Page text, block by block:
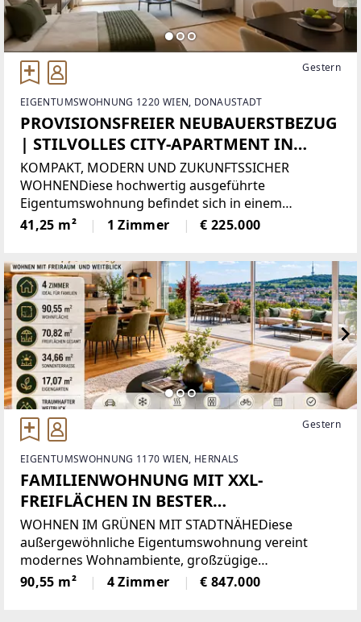
Gestern
EIGENTUMSWOHNUNG 1220 WIEN, DONAUSTADT
PROVISIONSFREIER NEUBAUERSTBEZUG
| STILVOLLES CITY-APARTMENT IN
GRÜNER LAGE DER DONAUSTADT
KOMPAKT, MODERN UND ZUKUNFTSSICHER
WOHNENDiese hochwertig ausgeführte
Eigentumswohnung befindet sich in einem
modernen Neubauprojekt im aufstrebenden 22.
Wiener Gemeindebezirk. Die Wohnung eignet sich
41,25 m² 1 Zimmer € 225.000
Gestern
EIGENTUMSWOHNUNG 1170 WIEN, HERNALS
FAMILIENWOHNUNG MIT XXL-
FREIFLÄCHEN IN BESTER
AUSSICHTSLAGE |+ 4 ZIMMER +
TERRASSE, BALKONE & EIGENER GARTEN
WOHNEN IM GRÜNEN MIT STADTNÄHEDiese
außergewöhnliche Eigentumswohnung vereint
modernes Wohnambiente, großzügige
Außenbereiche und eine hervorragende Lage am
Rande des Wienerwaldes. In einer hochwertigen
90,55 m² 4 Zimmer € 847.000